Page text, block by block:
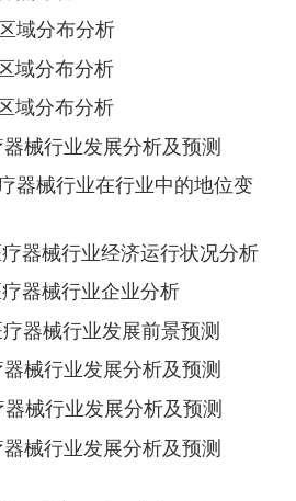
域分布分析
域分布分析
域分布分析
械行业发展分析及预测
器械行业在行业中的地位变
器械行业经济运行状况分析
器械行业企业分析
器械行业发展前景预测
械行业发展分析及预测
械行业发展分析及预测
械行业发展分析及预测